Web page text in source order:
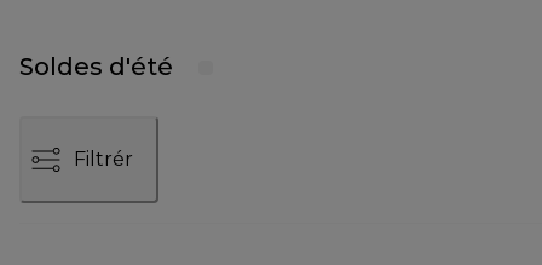
Soldes d'été
Filtrér